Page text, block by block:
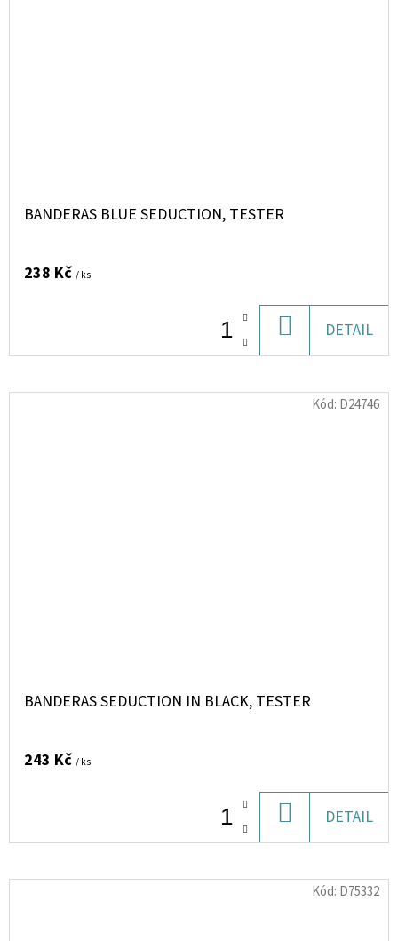
BANDERAS BLUE SEDUCTION, TESTER
238 Kč / ks
KOŠÍKU
DETAIL
BANDERAS SEDUCTION IN BLACK, TESTER
243 Kč / ks
KOŠÍKU
DETAIL
Kód: D24746
Kód: D75332